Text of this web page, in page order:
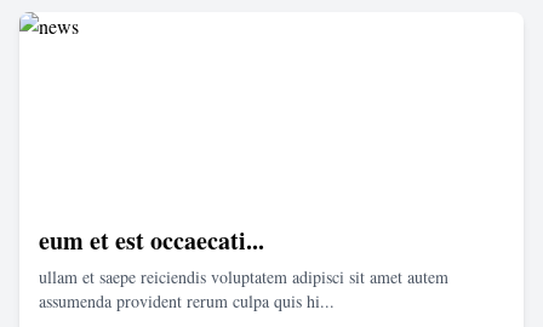
eum et est occaecati...
ullam et saepe reiciendis voluptatem adipisci sit amet autem
assumenda provident rerum culpa quis hi...